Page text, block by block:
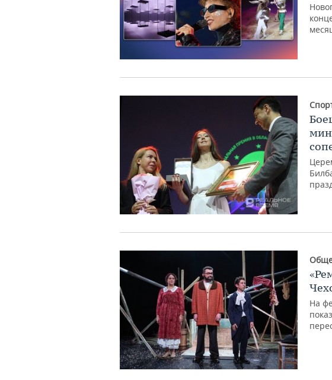
На